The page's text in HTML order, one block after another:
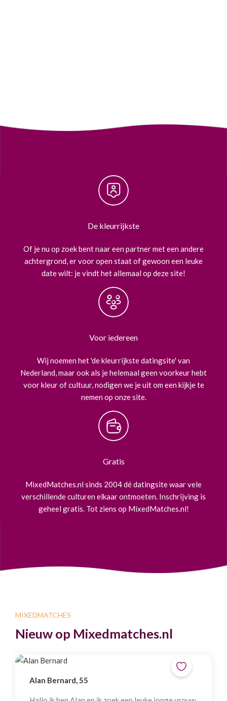
De kleurrijkste
Of je nu op zoek bent naar een partner met een andere
achtergrond, er voor open staat of gewoon een leuke
date wilt: je vindt het allemaal op deze site!
Voor iedereen
Wij noemen het 'de kleurrijkste datingsite' van
Nederland, maar ook als je helemaal geen voorkeur hebt
voor kleur of cultuur, nodigen we je uit om een kijkje te
nemen op onze site.
Gratis
MixedMatches.nl sinds 2004 dé datingsite waar vele
verschillende culturen elkaar ontmoeten. Inschrijving is
geheel gratis. Tot ziens op MixedMatches.nl!
MIXEDMATCHES
Nieuw op Mixedmatches.nl
Alan Bernard, 55